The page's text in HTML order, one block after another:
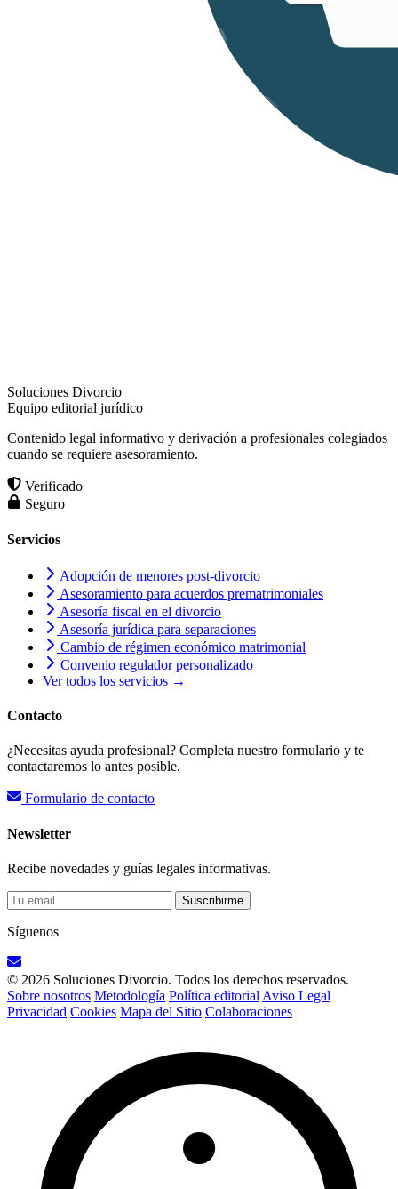
Soluciones Divorcio
Equipo editorial jurídico
Contenido legal informativo y derivación a profesionales colegiados
cuando se requiere asesoramiento.
Verificado
Seguro
Servicios
Adopción de menores post-divorcio
Asesoramiento para acuerdos prematrimoniales
Asesoría fiscal en el divorcio
Asesoría jurídica para separaciones
Cambio de régimen económico matrimonial
Convenio regulador personalizado
Ver todos los servicios →
Contacto
¿Necesitas ayuda profesional? Completa nuestro formulario y te
contactaremos lo antes posible.
Formulario de contacto
Newsletter
Recibe novedades y guías legales informativas.
Suscribirme
Síguenos
© 2026 Soluciones Divorcio. Todos los derechos reservados.
Sobre nosotros Metodología Política editorial Aviso Legal
Privacidad Cookies Mapa del Sitio Colaboraciones